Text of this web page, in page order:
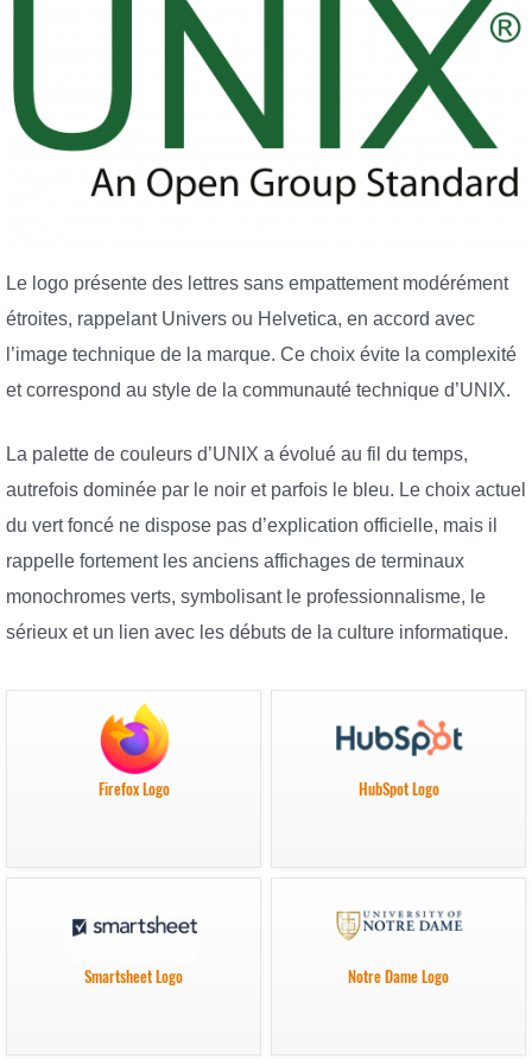
Le logo présente des lettres sans empattement modérément
étroites, rappelant Univers ou Helvetica, en accord avec
l’image technique de la marque. Ce choix évite la complexité
et correspond au style de la communauté technique d’UNIX.
La palette de couleurs d’UNIX a évolué au fil du temps,
autrefois dominée par le noir et parfois le bleu. Le choix actuel
du vert foncé ne dispose pas d’explication officielle, mais il
rappelle fortement les anciens affichages de terminaux
monochromes verts, symbolisant le professionnalisme, le
sérieux et un lien avec les débuts de la culture informatique.
Firefox Logo HubSpot Logo
Smartsheet Logo Notre Dame Logo